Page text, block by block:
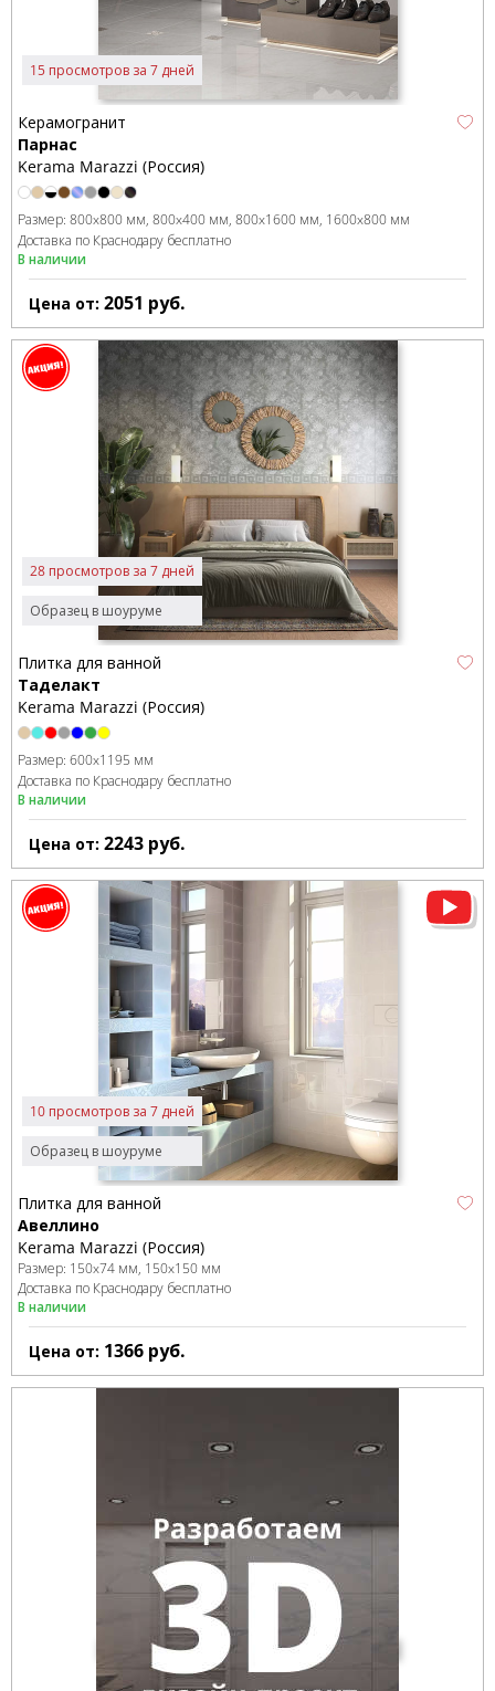
15 просмотров за 7 дней
Керамогранит
Парнас
Kerama Marazzi (Россия)
Размер: 800x800 мм 800x400 мм 800x1600 мм 1600x800 мм
Доставка по Краснодару бесплатно
В наличии
Цена от: 2051 руб.
Образец в шоуруме
28 просмотров за 7 дней
Плитка для ванной
Таделакт
Kerama Marazzi (Россия)
Размер: 600x1195 мм
Доставка по Краснодару бесплатно
В наличии
Цена от: 2243 руб.
Образец в шоуруме
10 просмотров за 7 дней
Плитка для ванной
Авеллино
Kerama Marazzi (Россия)
Размер: 150x74 мм 150x150 мм
Доставка по Краснодару бесплатно
В наличии
Цена от: 1366 руб.